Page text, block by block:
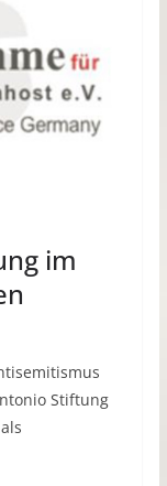
im
Stiftung